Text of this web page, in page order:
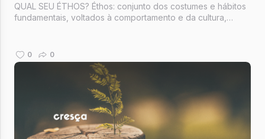
QUAL SEU ÉTHOS? Éthos: conjunto dos costumes e hábitos
fundamentais, voltados à comportamento e da cultura,
0 0